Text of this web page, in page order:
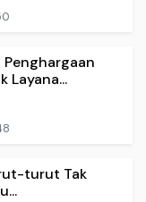
Penghargaan
Layana...
turut Tak